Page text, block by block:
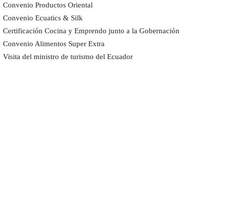
Convenio Productos Oriental
Convenio Ecuatics & Silk
Certificación Cocina y Emprendo junto a la Gobernación
Convenio Alimentos Super Extra
Visita del ministro de turismo del Ecuador